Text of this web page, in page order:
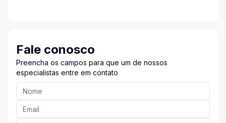
Fale conosco
Preencha os campos para que um de nossos
especialistas entre em contato